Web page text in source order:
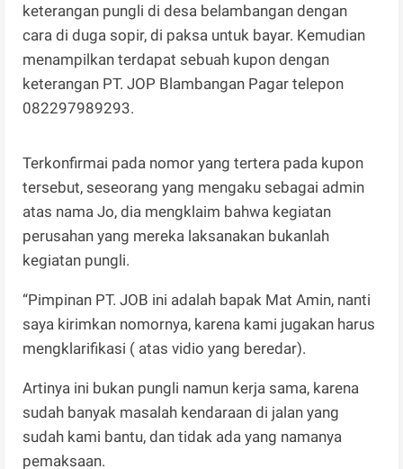
keterangan pungli di desa belambangan dengan
cara di duga sopir, di paksa untuk bayar. Kemudian
menampilkan terdapat sebuah kupon dengan
keterangan PT. JOP Blambangan Pagar telepon
082297989293.
Terkonfirmai pada nomor yang tertera pada kupon
tersebut, seseorang yang mengaku sebagai admin
atas nama Jo, dia mengklaim bahwa kegiatan
perusahan yang mereka laksanakan bukanlah
kegiatan pungli.
“Pimpinan PT. JOB ini adalah bapak Mat Amin, nanti
saya kirimkan nomornya, karena kami jugakan harus
mengklarifikasi ( atas vidio yang beredar).
Artinya ini bukan pungli namun kerja sama, karena
sudah banyak masalah kendaraan di jalan yang
sudah kami bantu, dan tidak ada yang namanya
pemaksaan.